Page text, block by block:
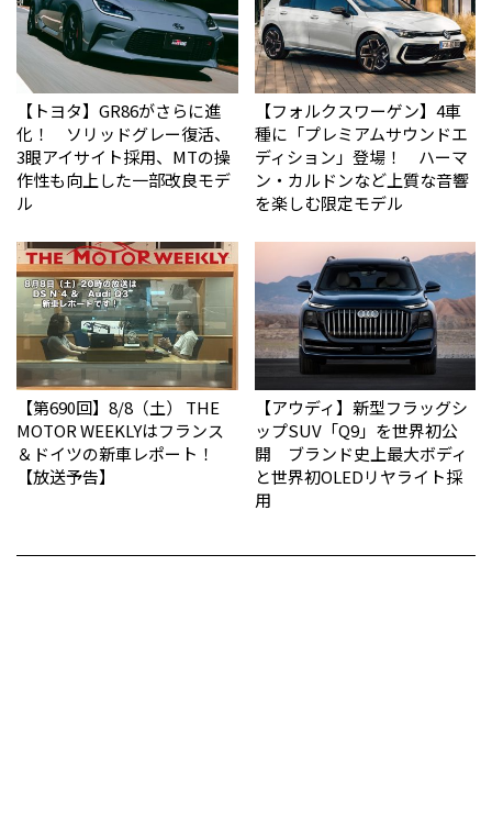
【トヨタ】GR86がさらに進
化！ ソリッドグレー復活、
3眼アイサイト採用、MTの操
作性も向上した一部改良モデ
ル
【フォルクスワーゲン】4車
種に「プレミアムサウンドエ
ディション」登場！ ハーマ
ン・カルドンなど上質な音響
を楽しむ限定モデル
【第690回】8/8（土） THE
MOTOR WEEKLYはフランス
＆ドイツの新車レポート！
【放送予告】
【アウディ】新型フラッグシ
ップSUV「Q9」を世界初公
開 ブランド史上最大ボディ
と世界初OLEDリヤライト採
用